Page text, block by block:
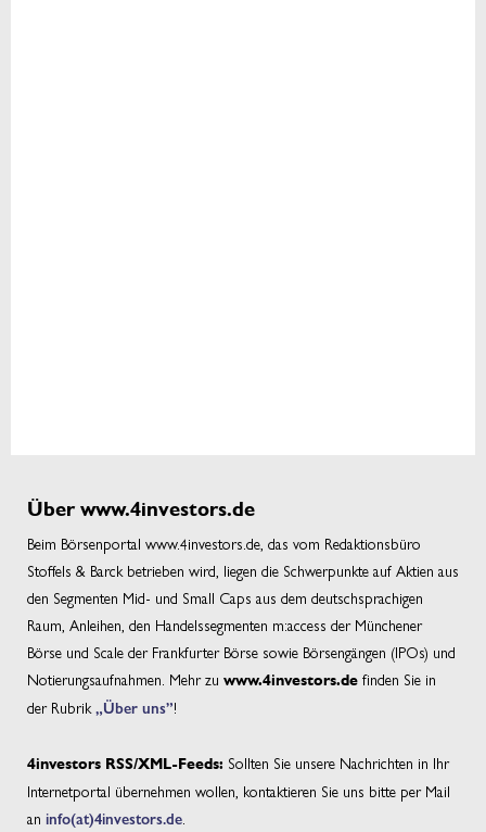
Über www.4investors.de
Beim Börsenportal www.4investors.de, das vom Redaktionsbüro
Stoffels & Barck betrieben wird, liegen die Schwerpunkte auf Aktien aus
den Segmenten Mid- und Small Caps aus dem deutschsprachigen
Raum, Anleihen, den Handelssegmenten m:access der Münchener
Börse und Scale der Frankfurter Börse sowie Börsengängen (IPOs) und
Notierungsaufnahmen. Mehr zu www.4investors.de finden Sie in
der Rubrik„Über uns”!
4investors RSS/XML-Feeds: Sollten Sie unsere Nachrichten in Ihr
Internetportal übernehmen wollen, kontaktieren Sie uns bitte per Mail
an info(at)4investors.de.